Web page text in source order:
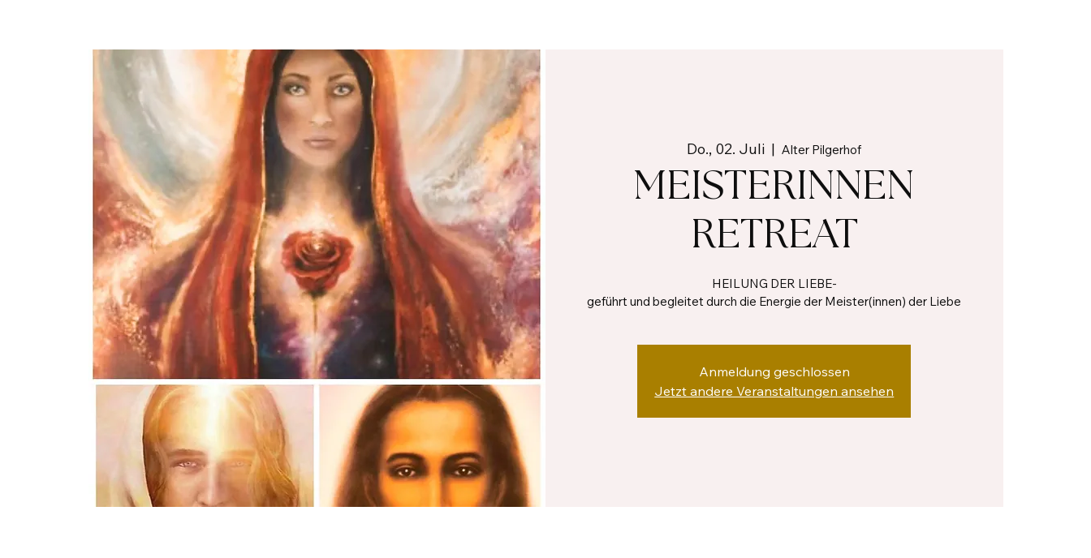
Do., 02. Juli
  |
Alter Pilgerhof
MEISTERINNEN
RETREAT
HEILUNG DER LIEBE-
geführt und begleitet durch die Energie der Meister(innen) der Liebe
Anmeldung geschlossen
Jetzt andere Veranstaltungen ansehen